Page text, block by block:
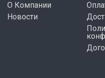
О Компании
Новости